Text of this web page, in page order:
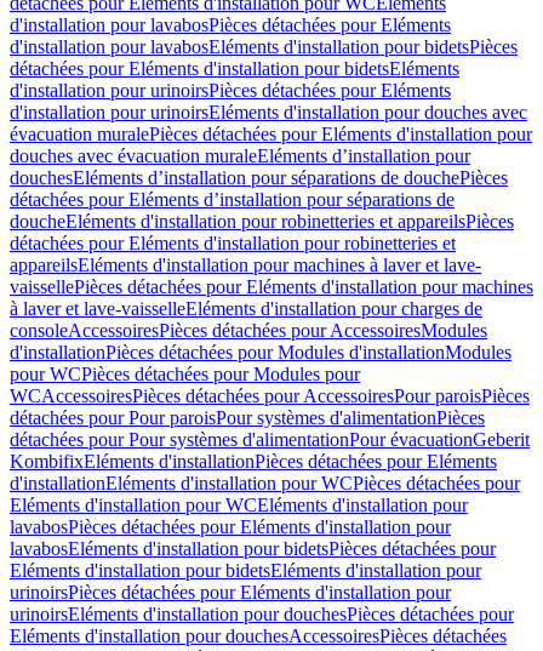
d'installation pour lavabosPièces détachées pour Eléments
d'installation pour lavabosEléments d'installation pour bidetsPièces
détachées pour Eléments d'installation pour bidetsEléments
d'installation pour urinoirsPièces détachées pour Eléments
d'installation pour urinoirsEléments d'installation pour douches avec
évacuation muralePièces détachées pour Eléments d'installation pour
douches avec évacuation muraleEléments d’installation pour
douchesEléments d’installation pour séparations de douchePièces
détachées pour Eléments d’installation pour séparations de
doucheEléments d'installation pour robinetteries et appareilsPièces
détachées pour Eléments d'installation pour robinetteries et
appareilsEléments d'installation pour machines à laver et lave-
vaissellePièces détachées pour Eléments d'installation pour machines
à laver et lave-vaisselleEléments d'installation pour charges de
consoleAccessoiresPièces détachées pour AccessoiresModules
d'installationPièces détachées pour Modules d'installationModules
pour WCPièces détachées pour Modules pour
WCAccessoiresPièces détachées pour AccessoiresPour paroisPièces
détachées pour Pour paroisPour systèmes d'alimentationPièces
détachées pour Pour systèmes d'alimentationPour évacuationGeberit
KombifixEléments d'installationPièces détachées pour Eléments
d'installationEléments d'installation pour WCPièces détachées pour
Eléments d'installation pour WCEléments d'installation pour
lavabosPièces détachées pour Eléments d'installation pour
lavabosEléments d'installation pour bidetsPièces détachées pour
Eléments d'installation pour bidetsEléments d'installation pour
urinoirsPièces détachées pour Eléments d'installation pour
urinoirsEléments d'installation pour douchesPièces détachées pour
Eléments d'installation pour douchesAccessoiresPièces détachées